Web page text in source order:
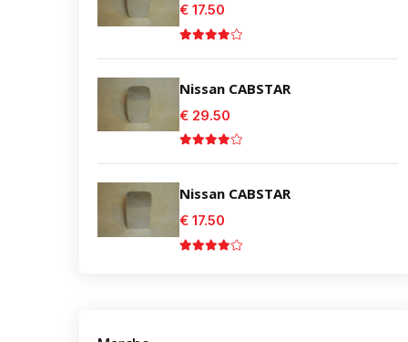
€ 17.50
Nissan CABSTAR
€ 29.50
Nissan CABSTAR
€ 17.50